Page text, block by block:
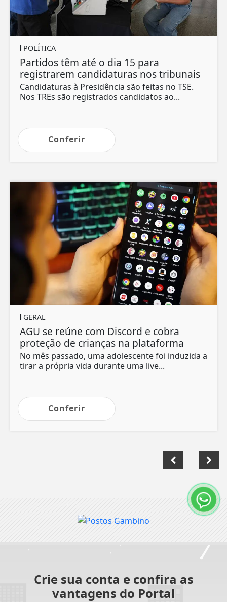
POLÍTICA
Partidos têm até o dia 15 para
registrarem candidaturas nos tribunais
Candidaturas à Presidência são feitas no TSE.
Nos TREs são registrados candidatos ao...
Conferir
GERAL
AGU se reúne com Discord e cobra
proteção de crianças na plataforma
No mês passado, uma adolescente foi induzida a
tirar a própria vida durante uma live...
Conferir
Crie sua conta e confira as
vantagens do Portal